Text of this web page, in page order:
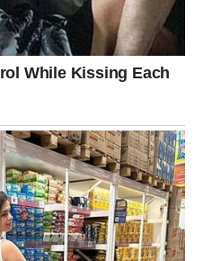
nestala preko noći. Naprotiv,
poštovanja i
brak postane prazan oblik.
osvete – bio je jedini način
i mir u duši. On naglašava
svoj život i da je ponekad
da se ostane i trpi.
ne dopustite da se male
koji ne možete srušiti.Brak